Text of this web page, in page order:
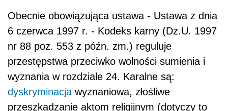
Obecnie obowiązująca ustawa - Ustawa z dnia
6 czerwca 1997 r. - Kodeks karny (Dz.U. 1997
nr 88 poz. 553 z późn. zm.) reguluje
przestępstwa przeciwko wolności sumienia i
wyznania w rozdziale 24. Karalne są:
dyskryminacja wyznaniowa, złośliwe
przeszkadzanie aktom religijnym (dotyczy to